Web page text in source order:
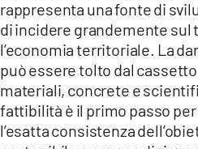
rappresenta una fonte di
di incidere grandemente sul
l’economia territoriale. La
può essere tolto dal
materiali, concrete e
fattibilità è il primo passo
l’esatta consistenza